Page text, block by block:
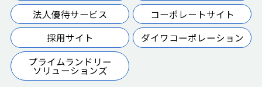
法人優待サービス
コーポレートサイト
採用サイト
ダイワコーポレーション
プライムランドリー
ソリューションズ